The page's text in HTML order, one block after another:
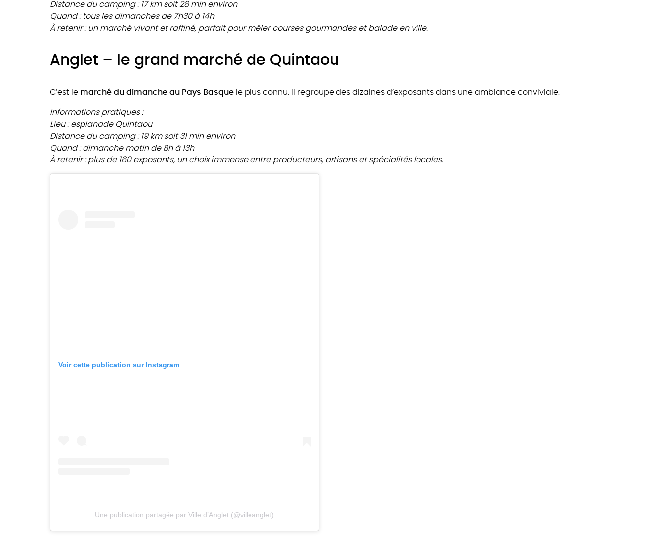
Distance du camping : 17 km soit 28 min environ
Quand : tous les dimanches de 7h30 à 14h
À retenir : un marché vivant et raffiné, parfait pour mêler courses gourmandes et balade en ville.
Anglet – le grand marché de Quintaou
C’est le marché du dimanche au Pays Basque le plus connu. Il regroupe des dizaines d’exposants dans une ambiance conviviale.
Informations pratiques :
Lieu : esplanade Quintaou
Distance du camping : 19 km soit 31 min environ
Quand : dimanche matin de 8h à 13h
À retenir : plus de 160 exposants, un choix immense entre producteurs, artisans et spécialités locales.
Voir cette publication sur Instagram
Une publication partagée par Ville d’Anglet (@villeanglet)